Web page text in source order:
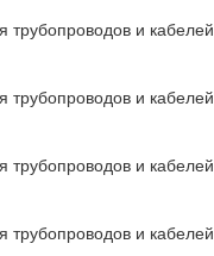
трубопроводов и кабелей
трубопроводов и кабелей
трубопроводов и кабелей
трубопроводов и кабелей